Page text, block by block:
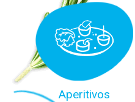
Aperitivos